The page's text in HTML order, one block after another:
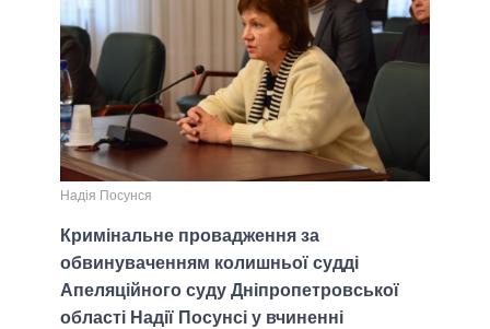
Надія Посунся
Кримінальне провадження за
обвинуваченням колишньої судді
Апеляційного суду Дніпропетровської
області Надії Посунсі у вчиненні